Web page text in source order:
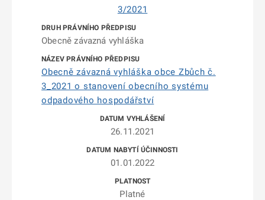
3/2021
Obecně závazná vyhláška
Obecně závazná vyhláška obce Zbůch č.
3_2021 o stanovení obecního systému
odpadového hospodářství
26.11.2021
01.01.2022
Platné